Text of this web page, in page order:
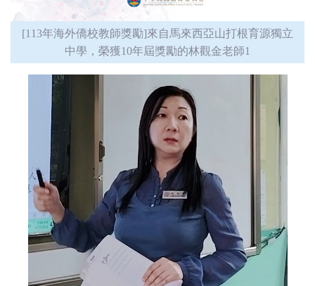
[113年海外僑校教師獎勵]來自馬來西亞山打根育源獨立
中學，榮獲10年屆獎勵的林觀金老師1